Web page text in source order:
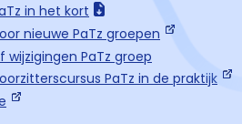
in het kort
nieuwe PaTz groepen
wijzigingen PaTz groep
PaTz in de praktijk